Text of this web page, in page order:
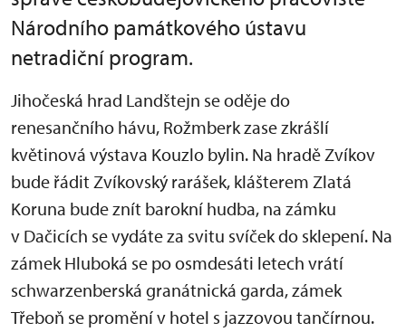
Národního památkového ústavu
netradiční program.
Jihočeská hrad Landštejn se oděje do
renesančního hávu, Rožmberk zase zkrášlí
květinová výstava Kouzlo bylin. Na hradě Zvíkov
bude řádit Zvíkovský rarášek, klášterem Zlatá
Koruna bude znít barokní hudba, na zámku
v Dačicích se vydáte za svitu svíček do sklepení. Na
zámek Hluboká se po osmdesáti letech vrátí
schwarzenberská granátnická garda, zámek
Třeboň se promění v hotel s jazzovou tančírnou.